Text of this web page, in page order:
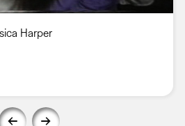
Harper